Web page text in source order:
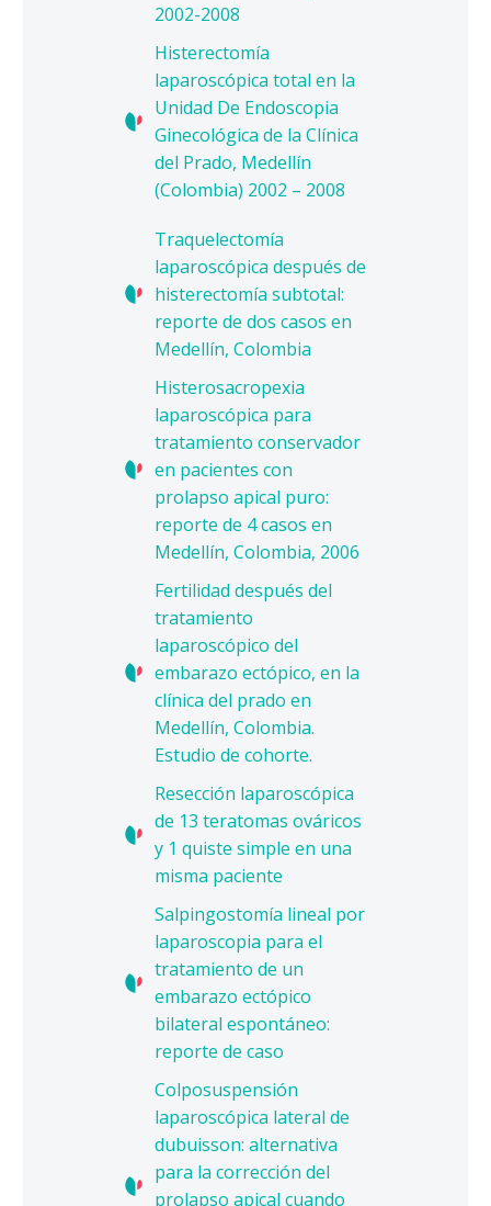
2002-2008
Histerectomía
laparoscópica total en la
Unidad De Endoscopia
Ginecológica de la Clínica
del Prado, Medellín
(Colombia) 2002 – 2008
Traquelectomía
laparoscópica después de
histerectomía subtotal:
reporte de dos casos en
Medellín, Colombia
Histerosacropexia
laparoscópica para
tratamiento conservador
en pacientes con
prolapso apical puro:
reporte de 4 casos en
Medellín, Colombia, 2006
Fertilidad después del
tratamiento
laparoscópico del
embarazo ectópico, en la
clínica del prado en
Medellín, Colombia.
Estudio de cohorte.
Resección laparoscópica
de 13 teratomas ováricos
y 1 quiste simple en una
misma paciente
Salpingostomía lineal por
laparoscopia para el
tratamiento de un
embarazo ectópico
bilateral espontáneo:
reporte de caso
Colposuspensión
laparoscópica lateral de
dubuisson: alternativa
para la corrección del
prolapso apical cuando